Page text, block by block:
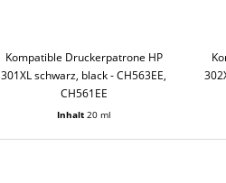
Kompatible Druckerpatrone HP
301XL schwarz, black - CH563EE,
CH561EE
Inhalt 20 ml